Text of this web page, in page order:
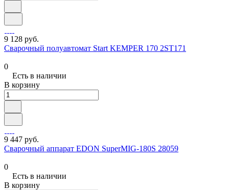
9 128 руб.
Сварочный полуавтомат Start KEMPER 170 2ST171
0
Есть в наличии
В корзину
9 447 руб.
Сварочный аппарат EDON SuperMIG-180S 28059
0
Есть в наличии
В корзину